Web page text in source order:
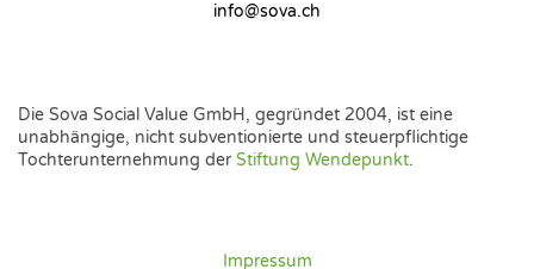
info@sova.ch
Die Sova Social Value GmbH, gegründet 2004, ist eine
unabhängige, nicht subventionierte und steuerpflichtige
Tochterunternehmung derStiftung Wendepunkt.
Impressum